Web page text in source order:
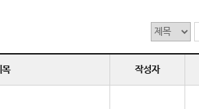
목 작성자